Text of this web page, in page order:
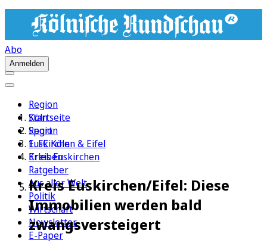
Abo
Anmelden
Region
Köln
Sport
1. FC Köln
Erleben
Ratgeber
Aus aller Welt
Politik
Wirtschaft
Newsletter
E-Paper
Startseite
Region
Euskirchen & Eifel
Kreis Euskirchen
Kreis Euskirchen/Eifel: Diese
Immobilien werden bald
zwangsversteigert